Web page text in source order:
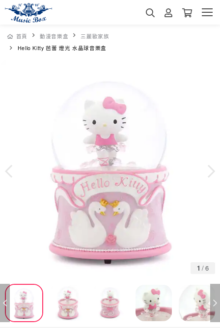
首頁 動漫音樂盒
三麗歐家族
Hello Kitty 芭蕾 燈光 水晶球音樂盒
1 /6